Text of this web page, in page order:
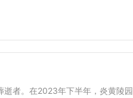
逝者。在2023年下半年，炎黄陵